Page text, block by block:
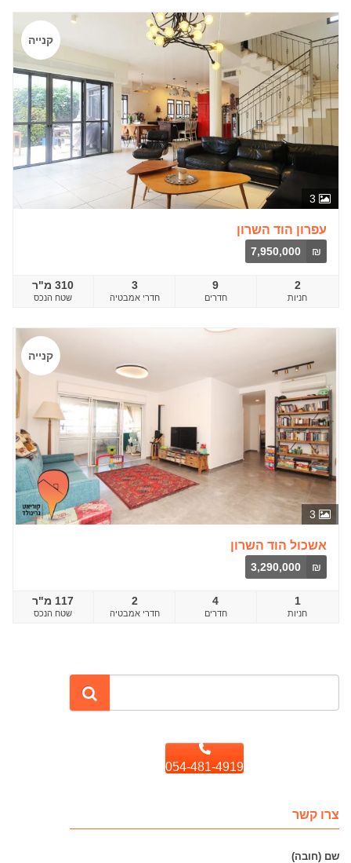
3
קנייה
עפרון הוד השרון
₪
7,950,000
310 מ"ר
שטח הנכס
3
‎חדרי אמבטיה
9
חדרים
2
3
קנייה
אשכול הוד השרון
₪
3,290,000
117 מ"ר
שטח הנכס
2
‎חדרי אמבטיה
4
חדרים
1
054-481-4919
צרו קשר
שם (חובה)